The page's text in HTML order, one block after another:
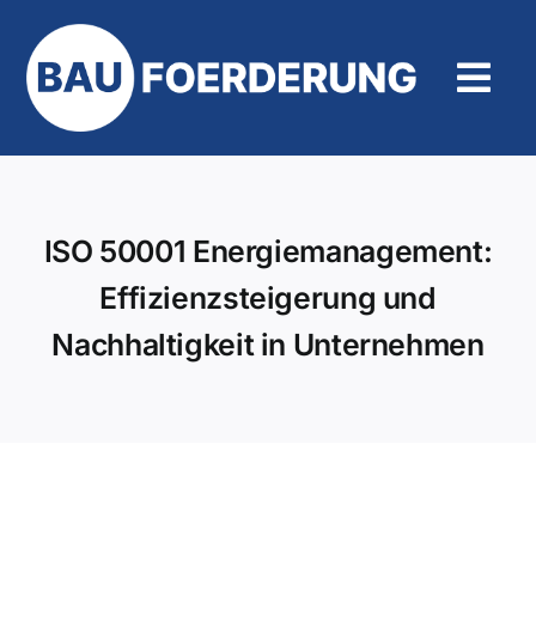
Inhalt
springen
ISO 50001 Energiemanagement:
Effizienzsteigerung und
Nachhaltigkeit in Unternehmen